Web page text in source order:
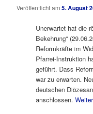
Veröffentlicht am5. August
Unerwartet hat die
Bekehrung“
Reformkräfte im
Pfarrei-Instruktion
geführt. Dass
war zu erwarten.
deutschen
anschlossen.